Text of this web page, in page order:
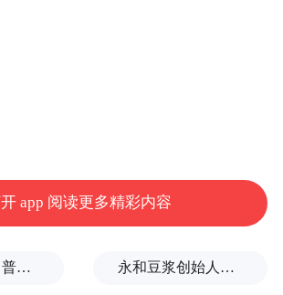
app 阅读更多精彩内容
美情报部门：普京或发动有限攻击，试探北约集体防御 永和豆浆创始人林炳生逝世，享年70岁